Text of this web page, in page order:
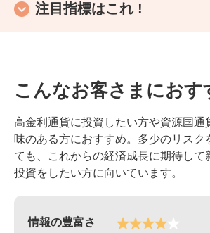
注目指標はこれ !
こんなお客さまにおす
高金利通貨に投資したい方や資源国通
味のある方におすすめ。多少のリスク
ても、これからの経済成長に期待して
投資をしたい方に向いています。
情報の豊富さ